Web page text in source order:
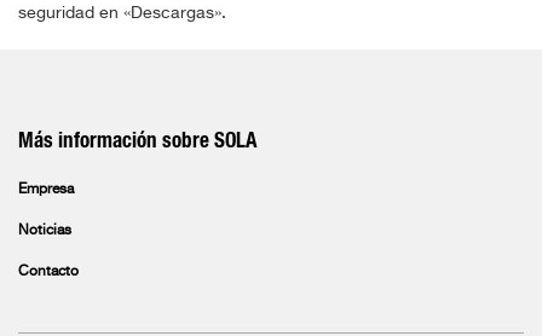
seguridad en «Descargas».
Más información sobre SOLA
Empresa
Noticias
Contacto